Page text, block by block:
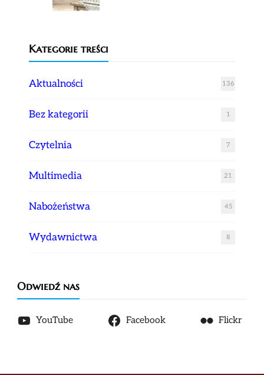
Kategorie treści
Aktualności 136
Bez kategorii 1
Czytelnia 7
Multimedia 21
Nabożeństwa 45
Wydawnictwa 8
Odwiedź nas
YouTube Facebook Flickr